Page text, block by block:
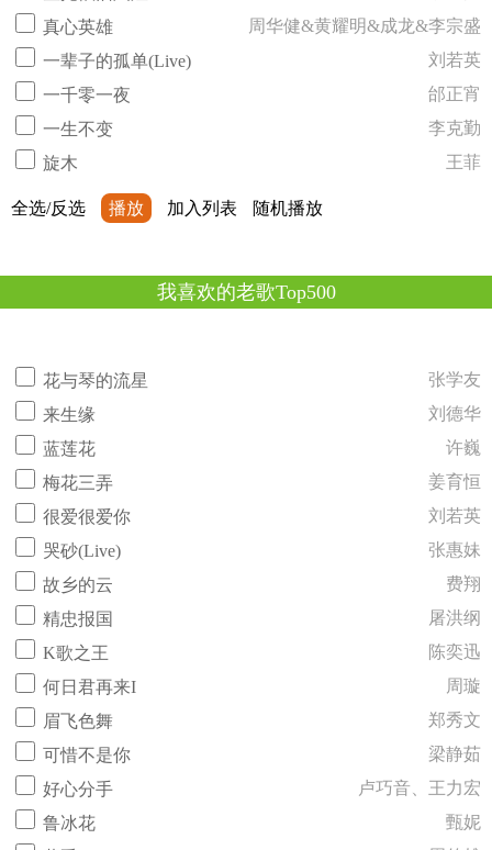
真心英雄
周华健&黄耀明&成龙&李宗盛
一辈子的孤单(Live)
刘若英
一千零一夜
邰正宵
一生不变
李克勤
旋木
王菲
全选/反选 播放 加入列表 随机播放
我喜欢的老歌Top500
花与琴的流星
张学友
来生缘
刘德华
蓝莲花
许巍
梅花三弄
姜育恒
很爱很爱你
刘若英
哭砂(Live)
张惠妹
故乡的云
费翔
精忠报国
屠洪纲
K歌之王
陈奕迅
何日君再来I
周璇
眉飞色舞
郑秀文
可惜不是你
梁静茹
好心分手
卢巧音、王力宏
鲁冰花
甄妮